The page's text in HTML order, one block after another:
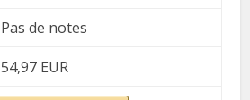
Pas de notes
54,97 EUR